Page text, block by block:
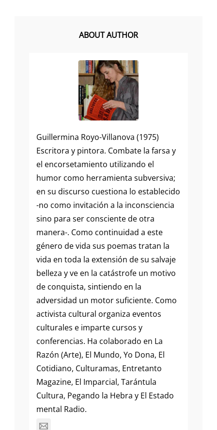
ABOUT AUTHOR
Guillermina Royo-Villanova (1975)
Escritora y pintora. Combate la farsa y
el encorsetamiento utilizando el
humor como herramienta subversiva;
en su discurso cuestiona lo establecido
-no como invitación a la inconsciencia
sino para ser consciente de otra
manera-. Como continuidad a este
género de vida sus poemas tratan la
vida en toda la extensión de su salvaje
belleza y ve en la catástrofe un motivo
de conquista, sintiendo en la
adversidad un motor suficiente. Como
activista cultural organiza eventos
culturales e imparte cursos y
conferencias. Ha colaborado en La
Razón (Arte), El Mundo, Yo Dona, El
Cotidiano, Culturamas, Entretanto
Magazine, El Imparcial, Tarántula
Cultura, Pegando la Hebra y El Estado
mental Radio.